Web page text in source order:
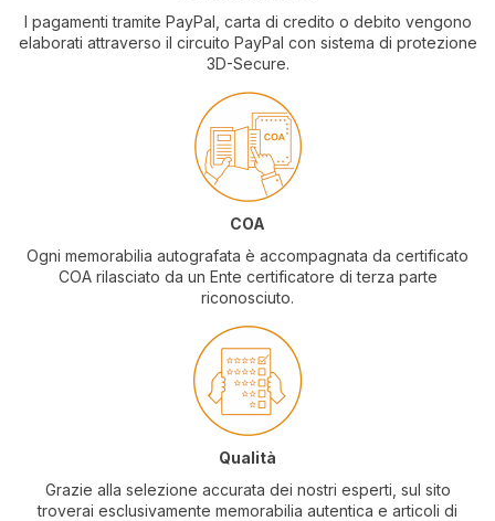
I pagamenti tramite PayPal, carta di credito o debito vengono
elaborati attraverso il circuito PayPal con sistema di protezione
3D-Secure.
COA
Ogni memorabilia autografata è accompagnata da certificato
COA rilasciato da un Ente certificatore di terza parte
riconosciuto.
Qualità
Grazie alla selezione accurata dei nostri esperti, sul sito
troverai esclusivamente memorabilia autentica e articoli di